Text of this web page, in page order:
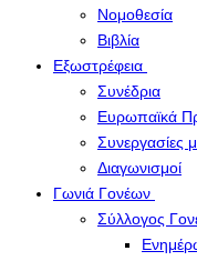
Νομοθεσία
Βιβλία
Εξωστρέφεια
Συνέδρια
Ευρωπαϊκά
Συνεργασίες
Διαγωνισμοί
Γωνιά Γονέων
Σύλλογος